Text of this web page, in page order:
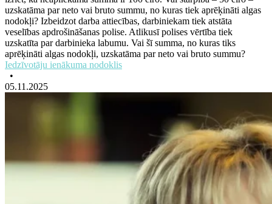
uzskatāma par neto vai bruto summu, no kuras tiek aprēķināti algas
nodokļi? Izbeidzot darba attiecības, darbiniekam tiek atstāta
veselības apdrošināšanas polise. Atlikusī polises vērtība tiek
uzskatīta par darbinieka labumu. Vai šī summa, no kuras tiks
aprēķināti algas nodokļi, uzskatāma par neto vai bruto summu?
Iedzīvotāju ienākuma nodoklis
•
05.11.2025